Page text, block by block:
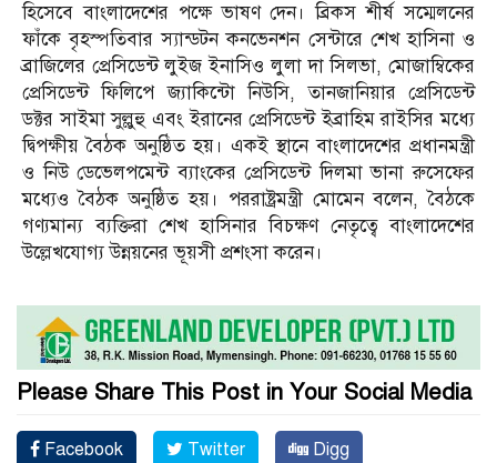
হিসেবে বাংলাদেশের পক্ষে ভাষণ দেন। ব্রিকস শীর্ষ সম্মেলনের
ফাঁকে বৃহস্পতিবার স্যান্ডটন কনভেনশন সেন্টারে শেখ হাসিনা ও
ব্রাজিলের প্রেসিডেন্ট লুইজ ইনাসিও লুলা দা সিলভা, মোজাম্বিকের
প্রেসিডেন্ট ফিলিপে জ্যাকিন্টো নিউসি, তানজানিয়ার প্রেসিডেন্ট
ডক্টর সাইমা সুল্লুহু এবং ইরানের প্রেসিডেন্ট ইব্রাহিম রাইসির মধ্যে
দ্বিপক্ষীয় বৈঠক অনুষ্ঠিত হয়। একই স্থানে বাংলাদেশের প্রধানমন্ত্রী
ও নিউ ডেভেলপমেন্ট ব্যাংকের প্রেসিডেন্ট দিলমা ভানা রুসেফের
মধ্যেও বৈঠক অনুষ্ঠিত হয়। পররাষ্ট্রমন্ত্রী মোমেন বলেন, বৈঠকে
গণ্যমান্য ব্যক্তিরা শেখ হাসিনার বিচক্ষণ নেতৃত্বে বাংলাদেশের
উল্লেখযোগ্য উন্নয়নের ভূয়সী প্রশংসা করেন।
Please Share This Post in Your Social Media
Facebook Twitter Digg